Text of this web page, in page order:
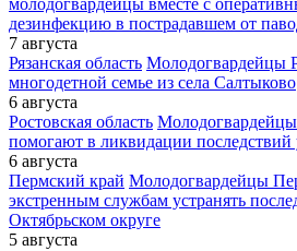
молодогвардейцы вместе с
дезинфекцию в пострадавшем от
7 августа
Рязанская область Молодогвардейцы
многодетной семье из села Салтыково
6 августа
Ростовская область
помогают в ликвидации последствий
6 августа
Пермский край Молодогвардейцы
экстренным службам устранять
Октябрьском округе
5 августа